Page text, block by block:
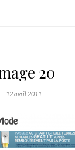
20
12 avril 2011